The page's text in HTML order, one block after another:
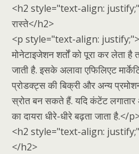
<h2 style="text-align:
रास्ते</h2>
<p style="text-align:
मोनेटाइजेशन शर्तों को पूरा कर लेता है
जाती है. इसके अलावा एफिलिएट
प्रोडक्ट्स की बिक्री और अन्य
स्रोत बन सकते हैं. यदि कंटेंट लगातार
का दायरा धीरे-धीरे बढ़ता जाता है.</
<h2 style="text-align:
</h2>